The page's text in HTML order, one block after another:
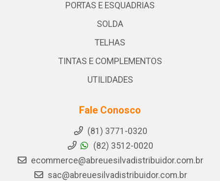
PORTAS E ESQUADRIAS
SOLDA
TELHAS
TINTAS E COMPLEMENTOS
UTILIDADES
Fale Conosco
(81) 3771-0320
(82) 3512-0020
ecommerce@abreuesilvadistribuidor.com.br
sac@abreuesilvadistribuidor.com.br